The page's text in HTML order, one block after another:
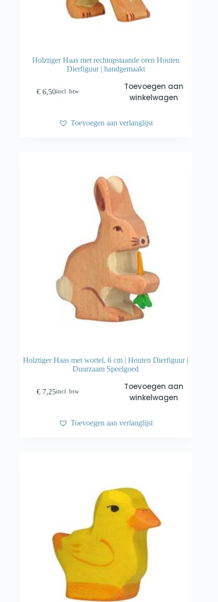
Holztiger Haas met rechtopstaande oren Houten
Dierfiguur | handgemaakt
€ 6,50incl. btw
Toevoegen aan
winkelwagen
Toevoegen aan verlanglijst
Holztiger Haas met wortel. 6 cm | Houten Dierfiguur |
Duurzaam Speelgoed
€ 7,25incl. btw
Toevoegen aan
winkelwagen
Toevoegen aan verlanglijst